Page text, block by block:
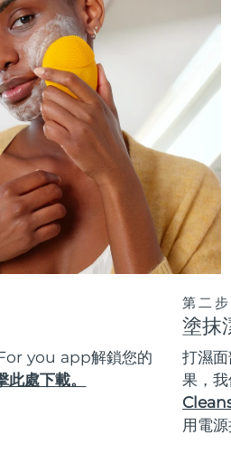
you app解鎖您的
此處下載。
第二步
塗抹
打濕
果，
用電